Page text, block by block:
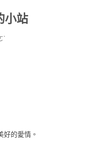
小站
ˋ
好的愛情。